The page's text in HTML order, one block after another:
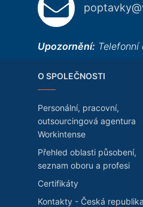
Upozornění:
O SPOLEČNOSTI
Personální, pracovní,
outsourcingová agentura
Workintense
Přehled oblasti působení,
seznam oboru a profesi
Certifikáty
Kontakty - Česká republika